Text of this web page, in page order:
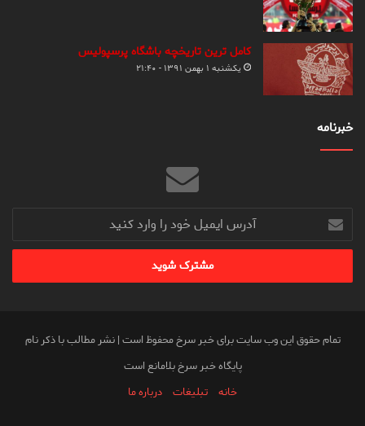
کامل ترین تاریخچه باشگاه پرسپولیس
یکشنبه ۱ بهمن ۱۳۹۱ - ۲۱:۴۰
خبرنامه
آدرس
ایمیل
خود
وارد
تمام حقوق این وب سایت برای خبر سرخ محفوظ است | نشر مطالب با ذکر نام
پایگاه خبر سرخ بلامانع است
خانه
تبلیغات درباره ما